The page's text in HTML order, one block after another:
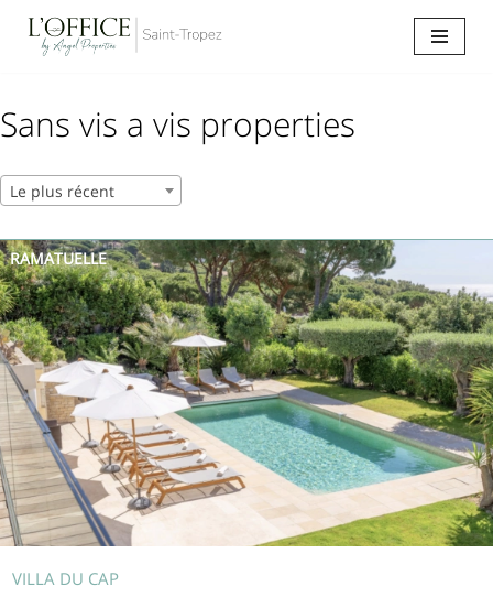
Aller
contenu
Sans vis a vis properties
Le plus récent
RAMATUELLE
VILLA DU CAP